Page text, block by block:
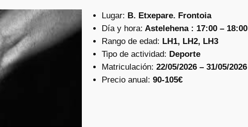
Lugar: B. Etxepare. Frontoia
Día y hora: Astelehena : 17:00 – 18:00
Rango de edad: LH1, LH2, LH3
Tipo de actividad: Deporte
Matriculación: 22/05/2026 – 31/05/2026
Precio anual: 90-105€